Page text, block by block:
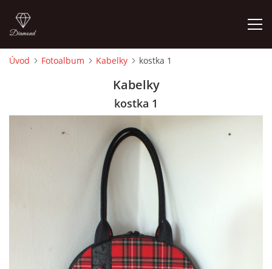
MOJE POSLEDNÍ PRÁCE
Úvod Fotoalbum Kabelky kostka 1
Kabelky
kostka 1